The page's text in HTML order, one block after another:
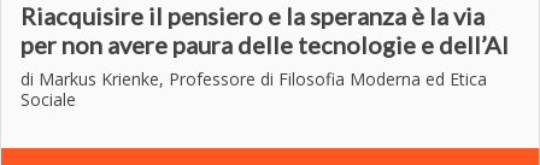
Riacquisire il pensiero e la speranza è la via
per non avere paura delle tecnologie e dell’AI
di Markus Krienke, Professore di Filosofia Moderna ed Etica
Sociale